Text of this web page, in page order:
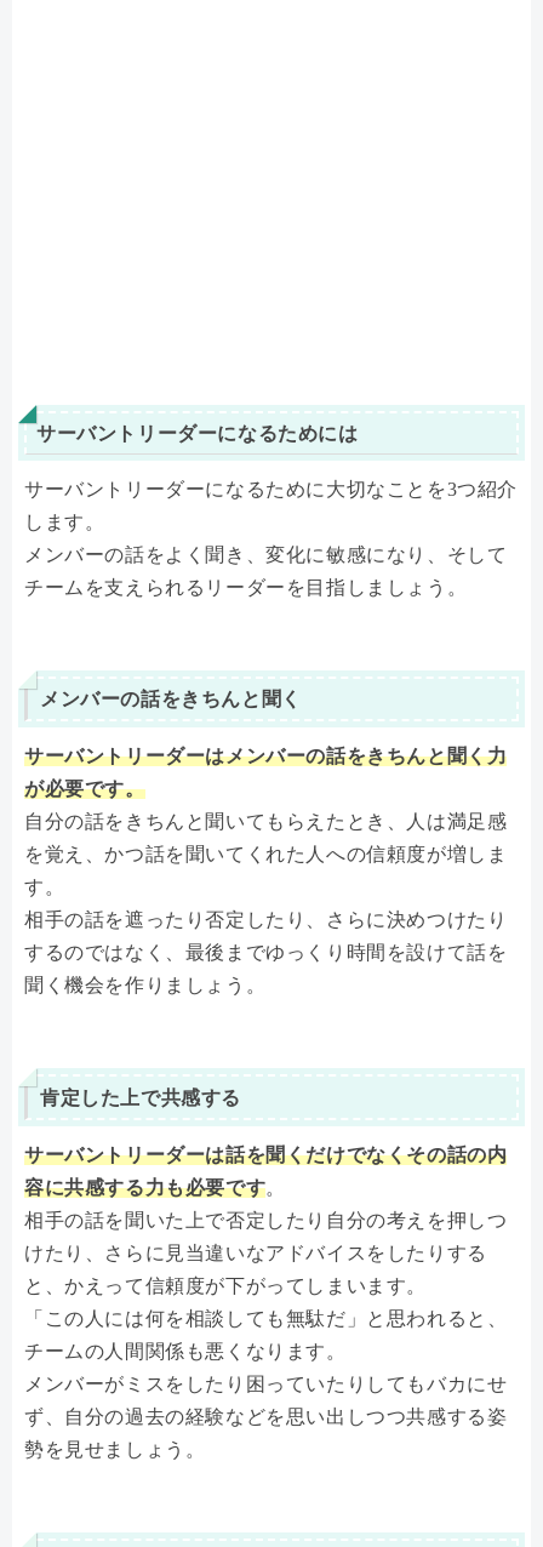
サーバントリーダーになるためには
サーバントリーダーになるために大切なことを3つ紹介
します。
メンバーの話をよく聞き、変化に敏感になり、そして
チームを支えられるリーダーを目指しましょう。
メンバーの話をきちんと聞く
サーバントリーダーはメンバーの話をきちんと聞く力
が必要です。
自分の話をきちんと聞いてもらえたとき、人は満足感
を覚え、かつ話を聞いてくれた人への信頼度が増しま
す。
相手の話を遮ったり否定したり、さらに決めつけたり
するのではなく、最後までゆっくり時間を設けて話を
聞く機会を作りましょう。
肯定した上で共感する
サーバントリーダーは話を聞くだけでなくその話の内
容に共感する力も必要です。
相手の話を聞いた上で否定したり自分の考えを押しつ
けたり、さらに見当違いなアドバイスをしたりする
と、かえって信頼度が下がってしまいます。
「この人には何を相談しても無駄だ」と思われると、
チームの人間関係も悪くなります。
メンバーがミスをしたり困っていたりしてもバカにせ
ず、自分の過去の経験などを思い出しつつ共感する姿
勢を見せましょう。